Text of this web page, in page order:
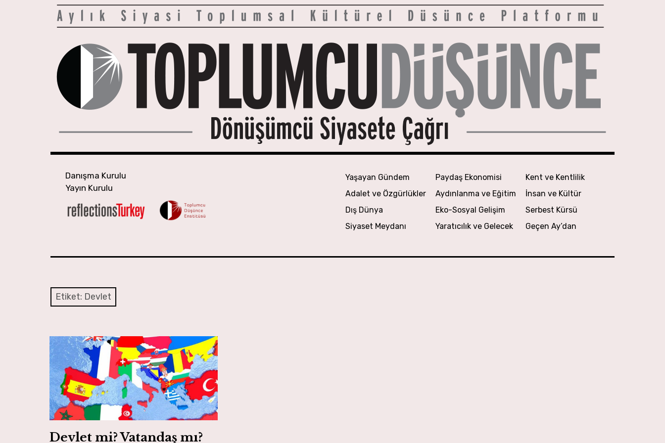
Danışma Kurulu
Yayın Kurulu
Yaşayan Gündem
Adalet ve Özgürlükler
Dış Dünya
Siyaset Meydanı
Paydaş Ekonomisi
Aydınlanma ve Eğitim
Eko-Sosyal Gelişim
Yaratıcılık ve Gelecek
Kent ve Kentlilik
İnsan ve Kültür
Serbest Kürsü
Geçen Ay’dan
Etiket: Devlet
Devlet mi? Vatandaş mı?